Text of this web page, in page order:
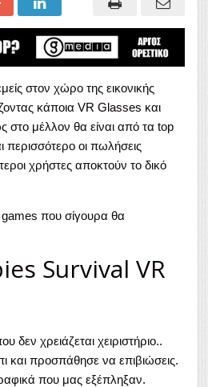
στον χώρο της εικονικής
κάποια VR Glasses και
μέλλον θα είναι από τα top
οι πωλήσεις
χρήστες αποκτούν το δικό
που σίγουρα θα
Survival VR
δεν χρειάζεται χειριστήριο..
και προσπάθησε να επιβιώσεις.
που μας εξέπληξαν.